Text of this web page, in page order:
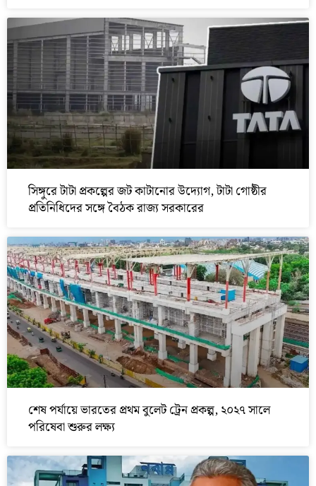
সিঙ্গুরে টাটা প্রকল্পের জট কাটানোর উদ্যোগ, টাটা গোষ্ঠীর
প্রতিনিধিদের সঙ্গে বৈঠক রাজ্য সরকারের
শেষ পর্যায়ে ভারতের প্রথম বুলেট ট্রেন প্রকল্প, ২০২৭ সালে
পরিষেবা শুরুর লক্ষ্য